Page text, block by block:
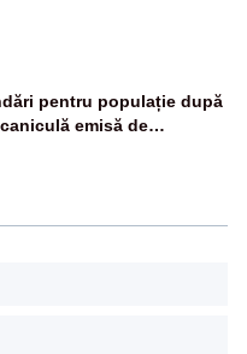
pentru populație după
emisă de